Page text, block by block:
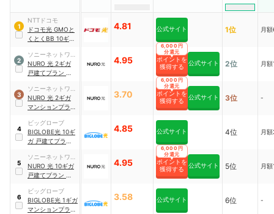
1
NTTドコモ
ドコモ光 GMOと
くとくBB 10ギガ
契約
4.81 公式サイト 1位 月
2
ソニーネットワー
クコミュニケーシ
ョンズ
NURO 光 2ギガ
戸建てプラン 契約
4.95
ポイントを
獲得する
6,000円
分還元
公式サイト 2位 月
3
ソニーネットワー
クコミュニケーシ
ョンズ
NURO 光 2ギガ
マンションプラン
3.70
ポイントを
獲得する
6,000円
分還元
公式サイト 3位 -
4
ビッグローブ
BIGLOBE光 10ギ
ガ 戸建てプラン 2
4.85 公式サイト 4位 月
5
ソニーネットワー
クコミュニケーシ
ョンズ
NURO 光 10ギガ
戸建てプラン 契約
4.95
ポイントを
獲得する
6,000円
分還元
公式サイト 5位 月
6
ビッグローブ
BIGLOBE光 1ギガ
マンションプラン
3.58 公式サイト 6位 -